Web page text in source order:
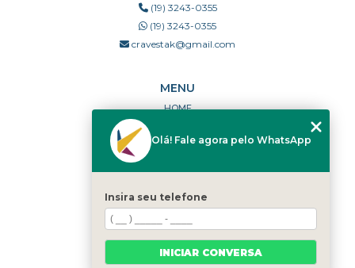
(19) 3243-0355
(19) 3243-0355
cravestak@gmail.com
MENU
HOME
PORTFÓLIO
DÚVIDAS FREQUENTES
CATEGORIAS
MAPA DO SITE
Olá! Fale agora pelo WhatsApp
Insira seu telefone
INICIAR CONVERSA